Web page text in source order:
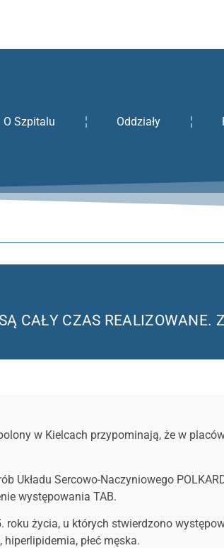
O Szpitalu Oddziały
CAŁY CZAS REALIZOWANE.
w Kielcach przypominają, że w
Układu Sercowo-Naczyniowego
występowania TAB.
życia, u których stwierdzono
płeć męska.